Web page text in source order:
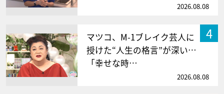
2026.08.08
4
マツコ、M-1ブレイク芸人に
授けた“人生の格言”が深い…
「幸せな時…
2026.08.08